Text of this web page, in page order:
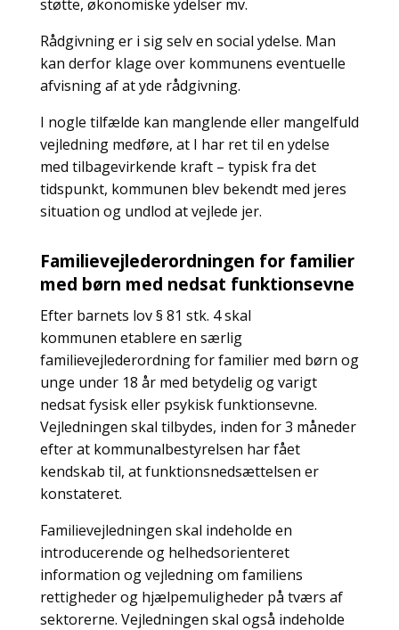
støtte, økonomiske ydelser mv.
Rådgivning er i sig selv en social ydelse. Man
kan derfor klage over kommunens eventuelle
afvisning af at yde rådgivning.
I nogle tilfælde kan manglende eller mangelfuld
vejledning medføre, at I har ret til en ydelse
med tilbagevirkende kraft – typisk fra det
tidspunkt, kommunen blev bekendt med jeres
situation og undlod at vejlede jer.
Familievejlederordningen for familier
med børn med nedsat funktionsevne
Efter barnets lov § 81 stk. 4 skal
kommunen etablere en særlig
familievejlederordning for familier med børn og
unge under 18 år med betydelig og varigt
nedsat fysisk eller psykisk funktionsevne.
Vejledningen skal tilbydes, inden for 3 måneder
efter at kommunalbestyrelsen har fået
kendskab til, at funktionsnedsættelsen er
konstateret.
Familievejledningen skal indeholde en
introducerende og helhedsorienteret
information og vejledning om familiens
rettigheder og hjælpemuligheder på tværs af
sektorerne. Vejledningen skal også indeholde